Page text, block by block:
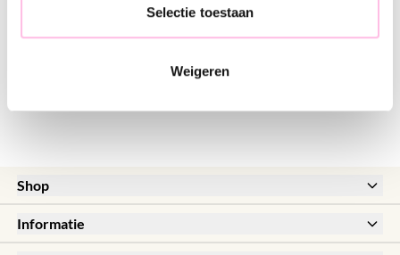
Selectie toestaan
Weigeren
RVS creool 19mm "breed" - zilver
€ 14,95 € 13,95
Shop
New
Sale
Informatie
Meestgestelde vragen